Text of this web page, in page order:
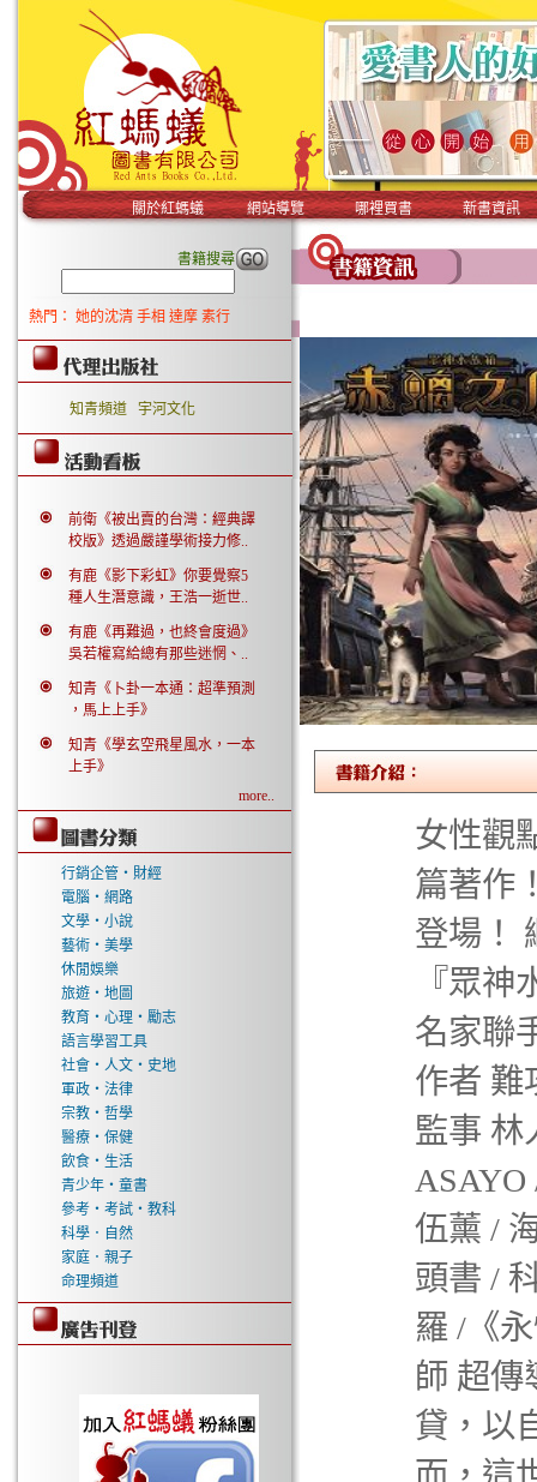
關於紅螞蟻 網站導覽 哪裡買書 新書資訊
書籍搜尋
熱門： 她的沈清 手相 達摩 素行
知青頻道 宇河文化
前衛《被出賣的台灣：經典譯
校版》透過嚴謹學術接力修..
有鹿《影下彩虹》你要覺察5
種人生潛意識，王浩一逝世..
有鹿《再難過，也終會度過》
吳若權寫給總有那些迷惘、..
知青《卜卦一本通：超準預測
，馬上上手》
知青《學玄空飛星風水，一本
上手》
more..
行銷企管‧財經
電腦‧網路
文學‧小說
藝術‧美學
休閒娛樂
旅遊‧地圖
教育‧心理‧勵志
語言學習工具
社會‧人文‧史地
軍政‧法律
宗教‧哲學
醫療‧保健
飲食‧生活
青少年‧童書
參考‧考試‧教科
科學．自然
家庭．親子
命理頻道
女性觀
篇著作
登場！
『眾
名家聯
作者 難
監事 林
伍薰 /
頭書 /
羅 /《
師 超傳
貸，以